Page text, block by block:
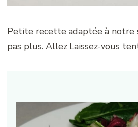
Petite recette adaptée à notre
pas plus. Allez Laissez-vous